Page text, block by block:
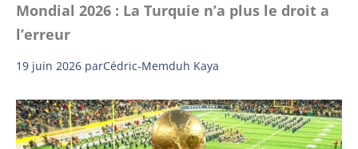
Mondial 2026 : La Turquie n’a plus le droit a
l’erreur
19 juin 2026 parCédric-Memduh Kaya